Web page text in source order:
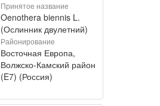
Принятое название
Oenothera biennis L.
(Ослинник двулетний)
Районирование
Восточная Европа,
Волжско-Камский район
(E7) (Россия)